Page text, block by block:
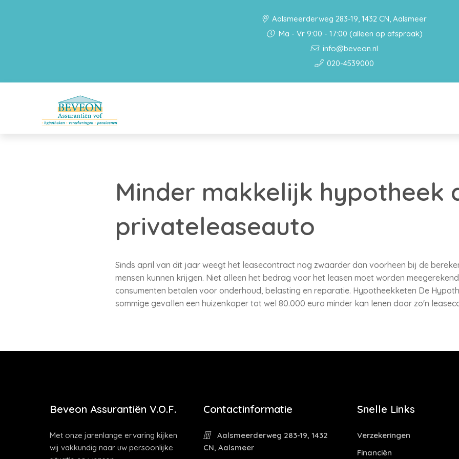
Aalsmeerderweg 283-19, 1432 CN, Aalsmeer
Ma - Vr 9:00 - 17:00 (alleen op afspraak)
info@beveon.nl
020-4539000
Minder makkelijk hypotheek
privateleaseauto
Sinds april van dit jaar weegt het leasecontract nog zwaarder dan voorheen bij de
mensen kunnen krijgen. Niet alleen het bedrag voor het leasen moet worden
consumenten betalen voor onderhoud, belasting en reparatie. Hypotheekketen De
sommige gevallen een huizenkoper tot wel 80.000 euro minder kan lenen door zo'n
Beveon Assurantiën V.O.F.
Met onze jarenlange ervaring kijken
wij vakkundig naar uw persoonlijke
Contactinformatie
Aalsmeerderweg 283-19, 1432
CN, Aalsmeer
Snelle Links
Verzekeringen
Financiën